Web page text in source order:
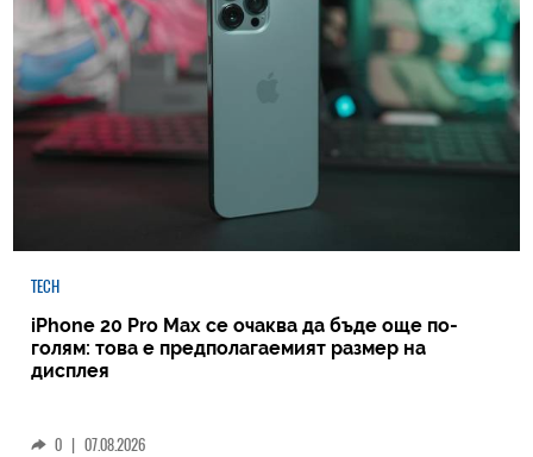
TECH
iPhone 20 Pro Max се очаква да бъде още по-
голям: това е предполагаемият размер на
дисплея
0 07.08.2026